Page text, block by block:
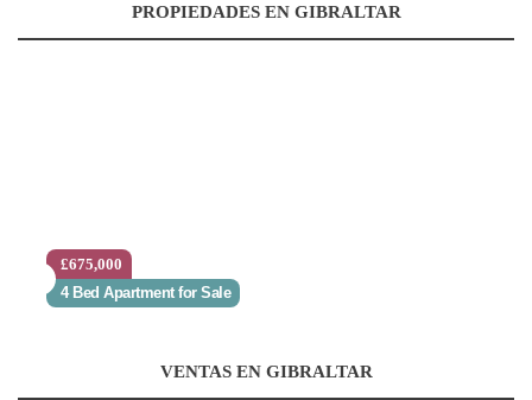
PROPIEDADES EN GIBRALTAR
£675,000
4 Bed Apartment for Sale
VENTAS EN GIBRALTAR